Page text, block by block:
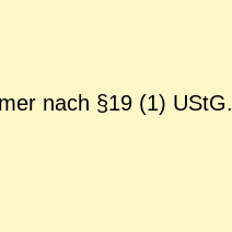
nach §19 (1) UStG.